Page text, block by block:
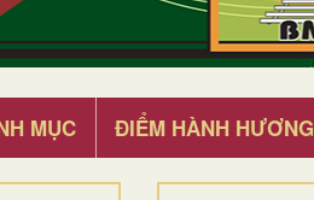
MỤC ĐIỂM HÀNH HƯƠNG